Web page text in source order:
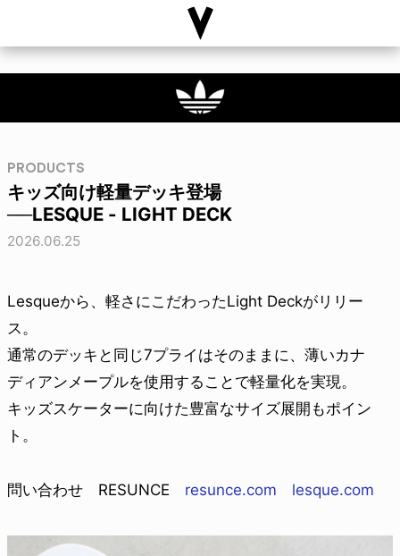
PRODUCTS
キッズ向け軽量デッキ登場
──LESQUE - LIGHT DECK
2026.06.25
Lesqueから、軽さにこだわったLight Deckがリリー
ス。
通常のデッキと同じ7プライはそのままに、薄いカナ
ディアンメープルを使用することで軽量化を実現。
キッズスケーターに向けた豊富なサイズ展開もポイン
ト。
問い合わせ RESUNCE resunce.com lesque.com